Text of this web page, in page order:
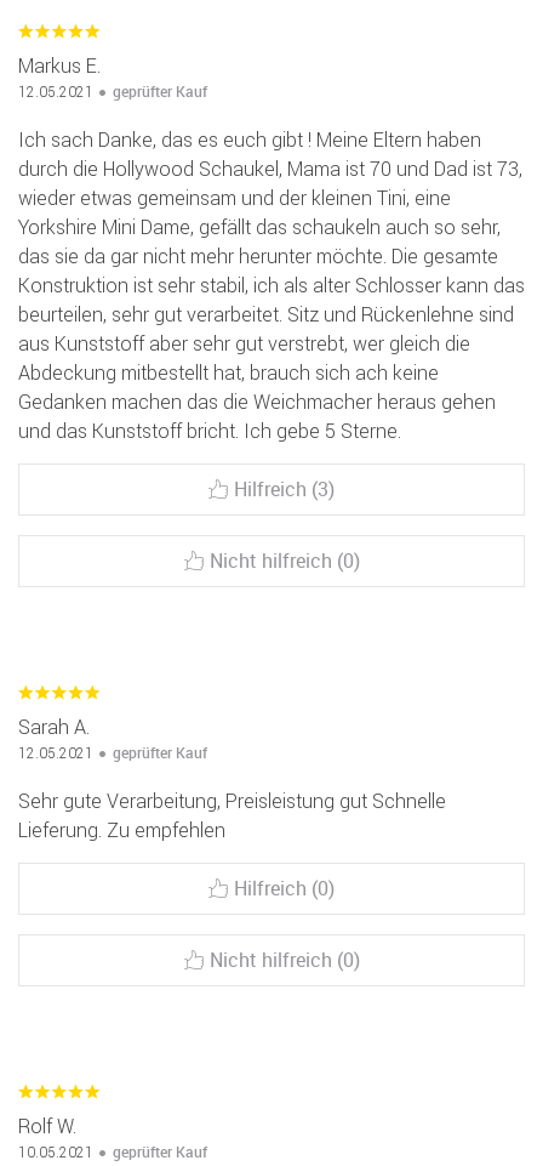
Markus E.
12.05.2021 geprüfter Kauf
Ich sach Danke, das es euch gibt ! Meine Eltern haben
durch die Hollywood Schaukel, Mama ist 70 und Dad ist 73,
wieder etwas gemeinsam und der kleinen Tini, eine
Yorkshire Mini Dame, gefällt das schaukeln auch so sehr,
das sie da gar nicht mehr herunter möchte. Die gesamte
Konstruktion ist sehr stabil, ich als alter Schlosser kann das
beurteilen, sehr gut verarbeitet. Sitz und Rückenlehne sind
aus Kunststoff aber sehr gut verstrebt, wer gleich die
Abdeckung mitbestellt hat, brauch sich ach keine
Gedanken machen das die Weichmacher heraus gehen
und das Kunststoff bricht. Ich gebe 5 Sterne.
Hilfreich (3)
Nicht hilfreich (0)
Sarah A.
12.05.2021 geprüfter Kauf
Sehr gute Verarbeitung, Preisleistung gut Schnelle
Lieferung. Zu empfehlen
Hilfreich (0)
Nicht hilfreich (0)
Rolf W.
10.05.2021 geprüfter Kauf